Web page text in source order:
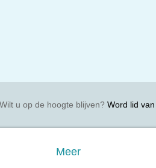
Wilt u op de hoogte blijven?Word lid van
Meer